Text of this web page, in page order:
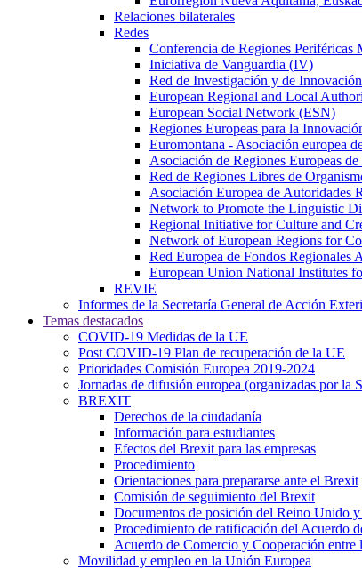
Relaciones bilaterales
Redes
Conferencia de Regiones Periféricas
Iniciativa de Vanguardia (IV)
Red de Investigación y de
European Regional and Local
European Social Network (ESN)
Regiones Europeas para la
Euromontana - Asociación europea
Asociación de Regiones Europeas
Red de Regiones Libres de
Asociación Europea de Autoridades
Network to Promote the Linguistic
Regional Initiative for Culture and
Network of European Regions for
Red Europea de Fondos
European Union National Institutes
REVIE
Informes de la Secretaría General de Acción
Temas destacados
COVID-19 Medidas de la UE
Post COVID-19 Plan de recuperación de la UE
Prioridades Comisión Europea 2019-2024
Jornadas de difusión europea (organizadas por
BREXIT
Derechos de la ciudadanía
Información para estudiantes
Efectos del Brexit para las empresas
Procedimiento
Orientaciones para prepararse ante el Brexit
Comisión de seguimiento del Brexit
Documentos de posición del Reino Unido
Procedimiento de ratificación del Acuerdo
Acuerdo de Comercio y Cooperación
Movilidad y empleo en la Unión Europea